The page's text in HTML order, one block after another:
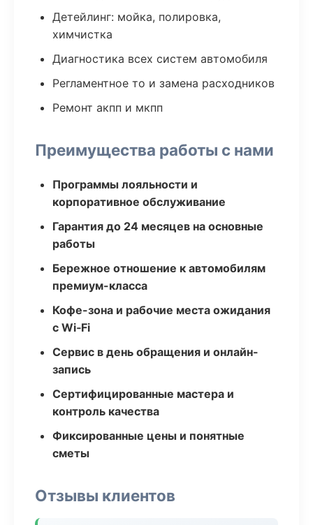
Детейлинг: мойка, полировка,
химчистка
Диагностика всех систем автомобиля
Регламентное то и замена расходников
Ремонт акпп и мкпп
Преимущества работы с нами
Программы лояльности и
корпоративное обслуживание
Гарантия до 24 месяцев на основные
работы
Бережное отношение к автомобилям
премиум-класса
Кофе-зона и рабочие места ожидания
с Wi‑Fi
Сервис в день обращения и онлайн-
запись
Сертифицированные мастера и
контроль качества
Фиксированные цены и понятные
сметы
Отзывы клиентов